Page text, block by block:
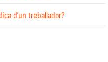
d’un treballador?